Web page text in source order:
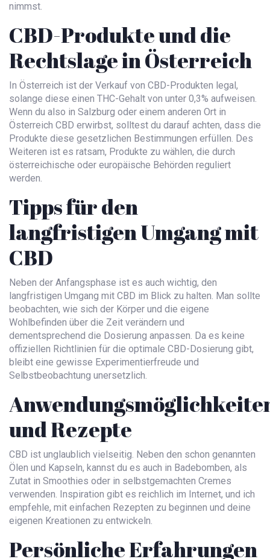
nimmst.
CBD-Produkte und die
Rechtslage in Österreich
In Österreich ist der Verkauf von CBD-Produkten legal,
solange diese einen THC-Gehalt von unter 0,3% aufweisen.
Wenn du also in Salzburg oder einem anderen Ort in
Österreich CBD erwirbst, solltest du darauf achten, dass die
Produkte diese gesetzlichen Bestimmungen erfüllen. Des
Weiteren ist es ratsam, Produkte zu wählen, die durch
österreichische oder europäische Behörden reguliert
werden.
Tipps für den
langfristigen Umgang mit
CBD
Neben der Anfangsphase ist es auch wichtig, den
langfristigen Umgang mit CBD im Blick zu halten. Man sollte
beobachten, wie sich der Körper und die eigene
Wohlbefinden über die Zeit verändern und
dementsprechend die Dosierung anpassen. Da es keine
offiziellen Richtlinien für die optimale CBD-Dosierung gibt,
bleibt eine gewisse Experimentierfreude und
Selbstbeobachtung unersetzlich.
und Rezepte
CBD ist unglaublich vielseitig. Neben den schon genannten
Ölen und Kapseln, kannst du es auch in Badebomben, als
Zutat in Smoothies oder in selbstgemachten Cremes
verwenden. Inspiration gibt es reichlich im Internet, und ich
empfehle, mit einfachen Rezepten zu beginnen und deine
eigenen Kreationen zu entwickeln.
Persönliche Erfahrungen